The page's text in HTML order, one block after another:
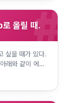
올릴 때.#
싶을 때가 있다.
래와 같이 에러